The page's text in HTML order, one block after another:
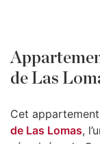
de Las
Cet
de Las Lomas,